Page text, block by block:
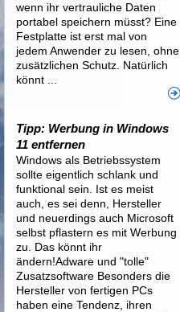
wenn ihr vertrauliche Daten
portabel speichern müsst? Eine
Festplatte ist erst mal von
jedem Anwender zu lesen, ohne
zusätzlichen Schutz. Natürlich
könnt ...
Tipp: Werbung in Windows
11 entfernen
Windows als Betriebssystem
sollte eigentlich schlank und
funktional sein. Ist es meist
auch, es sei denn, Hersteller
und neuerdings auch Microsoft
selbst pflastern es mit Werbung
zu. Das könnt ihr
ändern!Adware und "tolle"
Zusatzsoftware Besonders die
Hersteller von fertigen PCs
haben eine Tendenz, ihren